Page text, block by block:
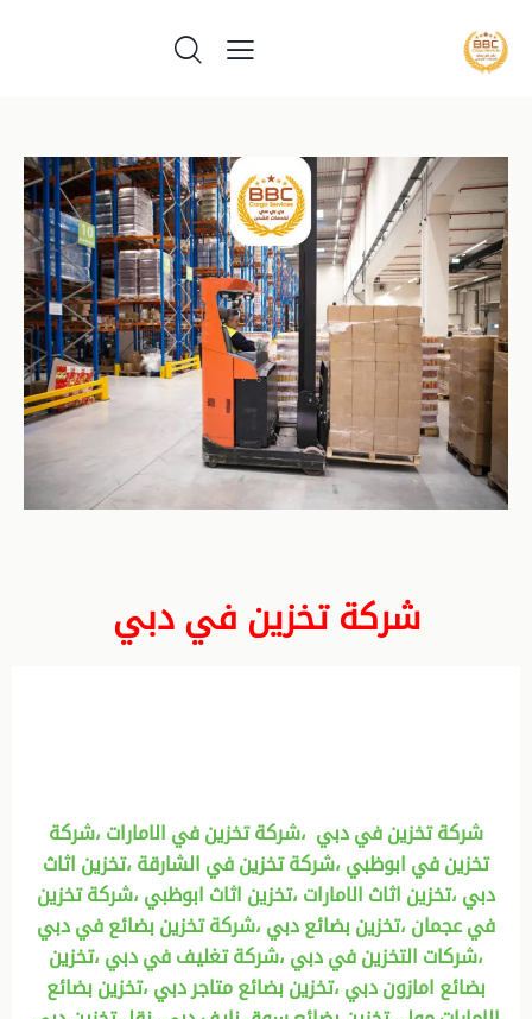
شركة تخزين في دبي
شركة تخزين في دبي ،شركة تخزين في الامارات ،شركة
تخزين في ابوظبي ،شركة تخزين في الشارقة ،تخزين اثاث
دبي ،تخزين اثاث الامارات ،تخزين اثاث ابوظبي ،شركة تخزين
في عجمان ،تخزين بضائع دبي ،شركة تخزين بضائع في دبي
،شركات التخزين في دبي ،شركة تغليف في دبي ،تخزين
بضائع امازون دبي ،تخزين بضائع متاجر دبي ،تخزين بضائع